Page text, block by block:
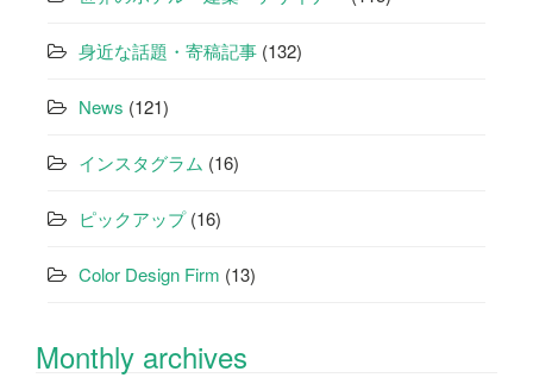
身近な話題・寄稿記事 (132)
News (121)
インスタグラム (16)
ピックアップ(16)
Color Design Firm (13)
Monthly archives